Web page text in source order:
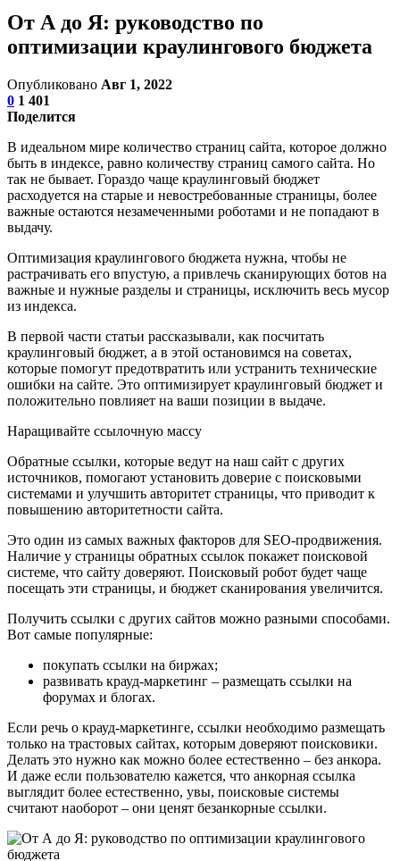
От А до Я: руководство по
оптимизации краулингового бюджета
Опубликовано Авг 1, 2022
0 1 401
Поделится
В идеальном мире количество страниц сайта, которое должно
быть в индексе, равно количеству страниц самого сайта. Но
так не бывает. Гораздо чаще краулинговый бюджет
расходуется на старые и невостребованные страницы, более
важные остаются незамеченными роботами и не попадают в
выдачу.
Оптимизация краулингового бюджета нужна, чтобы не
растрачивать его впустую, а привлечь сканирующих ботов на
важные и нужные разделы и страницы, исключить весь мусор
из индекса.
В первой части статьи рассказывали, как посчитать
краулинговый бюджет, а в этой остановимся на советах,
которые помогут предотвратить или устранить технические
ошибки на сайте. Это оптимизирует краулинговый бюджет и
положительно повлияет на ваши позиции в выдаче.
Наращивайте ссылочную массу
Обратные ссылки, которые ведут на наш сайт с других
источников, помогают установить доверие с поисковыми
системами и улучшить авторитет страницы, что приводит к
повышению авторитетности сайта.
Это один из самых важных факторов для SEO-продвижения.
Наличие у страницы обратных ссылок покажет поисковой
системе, что сайту доверяют. Поисковый робот будет чаще
посещать эти страницы, и бюджет сканирования увеличится.
Получить ссылки с других сайтов можно разными способами.
Вот самые популярные:
покупать ссылки на биржах;
развивать крауд-маркетинг – размещать ссылки на
форумах и блогах.
Если речь о крауд-маркетинге, ссылки необходимо размещать
только на трастовых сайтах, которым доверяют поисковики.
Делать это нужно как можно более естественно – без анкора.
И даже если пользователю кажется, что анкорная ссылка
выглядит более естественно, увы, поисковые системы
считают наоборот – они ценят безанкорные ссылки.